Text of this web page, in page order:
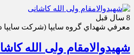
8 سال قبل
معرفي شهداي گروه سايپا (شركت سايپا
شهیدوالامقام ولی الله